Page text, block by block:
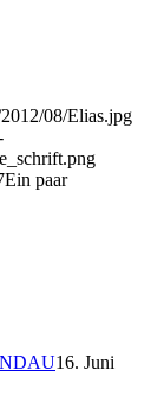
08/Elias.jpg
Ein paar
16. Juni